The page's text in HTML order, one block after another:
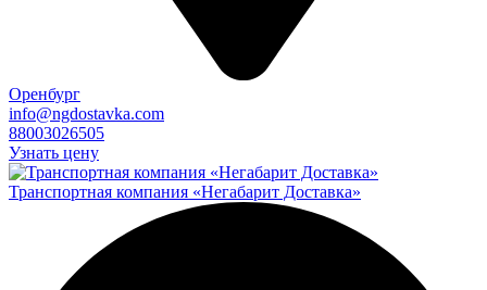
Оренбург
info@ngdostavka.com
88003026505
Узнать цену
Транспортная компания «Негабарит Доставка»